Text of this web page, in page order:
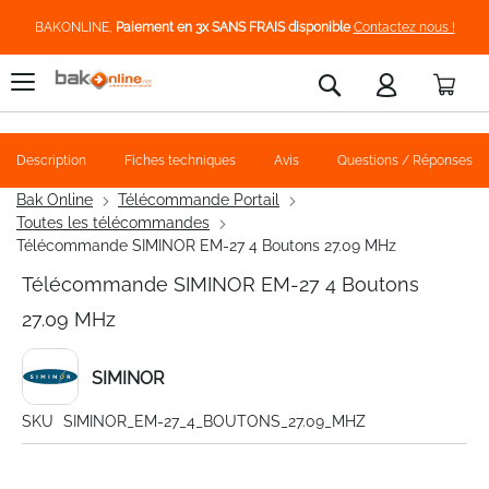
BAKONLINE, Paiement en 3x SANS FRAIS disponible Contactez nous !
Rechercher
Bak Online
Télécommande Portail
Toutes les télécommandes
Télécommande SIMINOR EM-27 4 Boutons 27.09 MHz
Télécommande SIMINOR EM-27 4 Boutons
27.09 MHz
SIMINOR
SKU
SIMINOR_EM-27_4_BOUTONS_27.09_MHZ
Description Fiches techniques Avis Questions / Réponses